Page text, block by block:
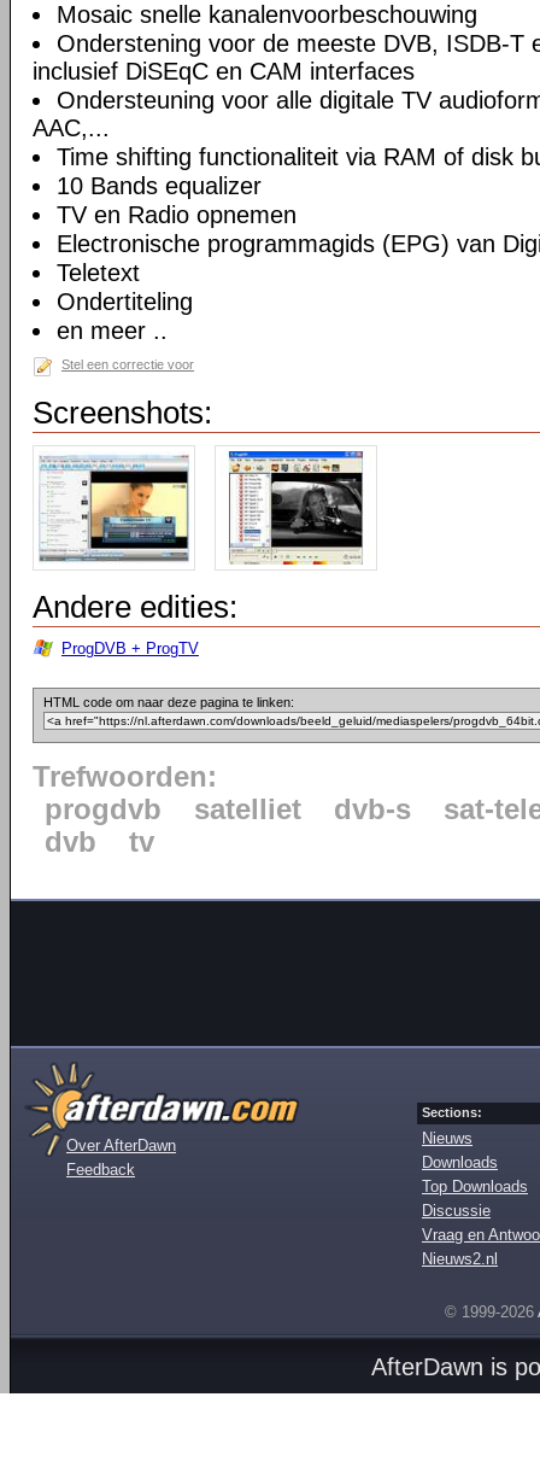
Mosaic snelle kanalenvoorbeschouwing
Onderstening voor de meeste DVB, ISDB-T
inclusief DiSEqC en CAM interfaces
Ondersteuning voor alle digitale TV
AAC,...
Time shifting functionaliteit via RAM of disk
10 Bands equalizer
TV en Radio opnemen
Electronische programmagids (EPG) van
Teletext
Ondertiteling
en meer ..
Stel een correctie voor
Screenshots:
Andere edities:
ProgDVB + ProgTV
HTML code om naar deze pagina te linken:
Trefwoorden:
progdvb
satelliet dvb-s
sat-
dvb
tv
Over AfterDawn
Feedback
Sections:
Nieuws
Downloads
Top Downloads
Discussie
Vraag en
Nieuws2.nl
© 1999-2026
AfterDawn is